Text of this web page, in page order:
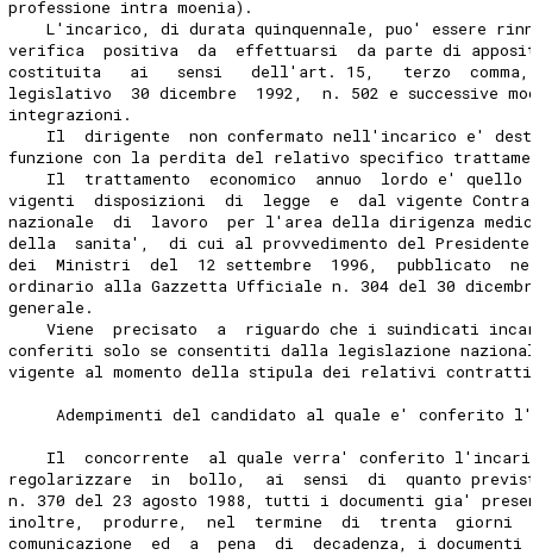
professione intra moenia).
L'incarico, di durata quinquennale, puo' essere
verifica  positiva  da  effettuarsi  da parte di apposita
costituita   ai   sensi   dell'art. 15,   terzo  comma,
legislativo  30 dicembre  1992,  n. 502 e successive
integrazioni.
Il  dirigente  non confermato nell'incarico e'
funzione con la perdita del relativo specifico
Il  trattamento  economico  annuo  lordo e' quello
vigenti  disposizioni  di  legge  e  dal vigente
nazionale  di  lavoro  per l'area della dirigenza
della  sanita',  di cui al provvedimento del
dei  Ministri  del  12 settembre  1996,  pubblicato  nel
ordinario alla Gazzetta Ufficiale n. 304 del 30
generale.
Viene  precisato  a  riguardo che i suindicati
conferiti solo se consentiti dalla legislazione
vigente al momento della stipula dei relativi
Adempimenti del candidato al quale e' conferito
Il  concorrente  al quale verra' conferito
regolarizzare  in  bollo,  ai  sensi  di  quanto
n. 370 del 23 agosto 1988, tutti i documenti gia'
inoltre,  produrre,  nel  termine  di  trenta  giorni
comunicazione  ed  a  pena  di  decadenza, i